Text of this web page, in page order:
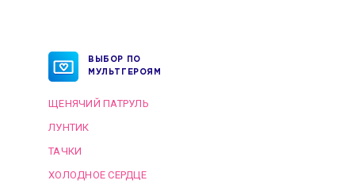
ВЫБОР ПО
МУЛЬТГЕРОЯМ
ЩЕНЯЧИЙ ПАТРУЛЬ
ЛУНТИК
ТАЧКИ
ХОЛОДНОЕ СЕРДЦЕ